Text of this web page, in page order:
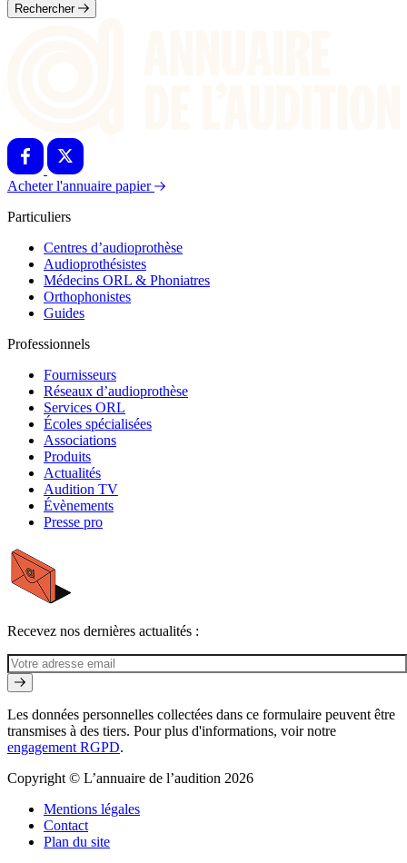
Rechercher
Acheter l'annuaire papier
Particuliers
Centres d’audioprothèse
Audioprothésistes
Médecins ORL & Phoniatres
Orthophonistes
Guides
Professionnels
Fournisseurs
Réseaux d’audioprothèse
Services ORL
Écoles spécialisées
Associations
Produits
Actualités
Audition TV
Évènements
Presse pro
Recevez nos dernières actualités :
Les données personnelles collectées dans ce formulaire peuvent être
transmises à des tiers. Pour plus d'informations, voir notre
engagement RGPD.
Copyright © L’annuaire de l’audition 2026
Mentions légales
Contact
Plan du site